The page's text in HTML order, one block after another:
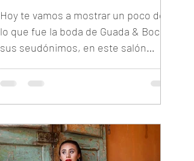
Hoy te vamos a mostrar un poco de
lo que fue la boda de Guada & Bocha,
sus seudónimos, en este salón